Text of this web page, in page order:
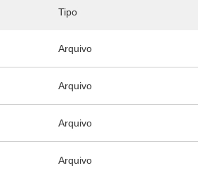
Tipo
Arquivo
Arquivo
Arquivo
Arquivo